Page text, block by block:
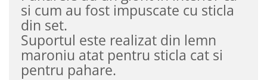
si cum au fost impuscate cu sticla
din set.
Suportul este realizat din lemn
maroniu atat pentru sticla cat si
pentru pahare.